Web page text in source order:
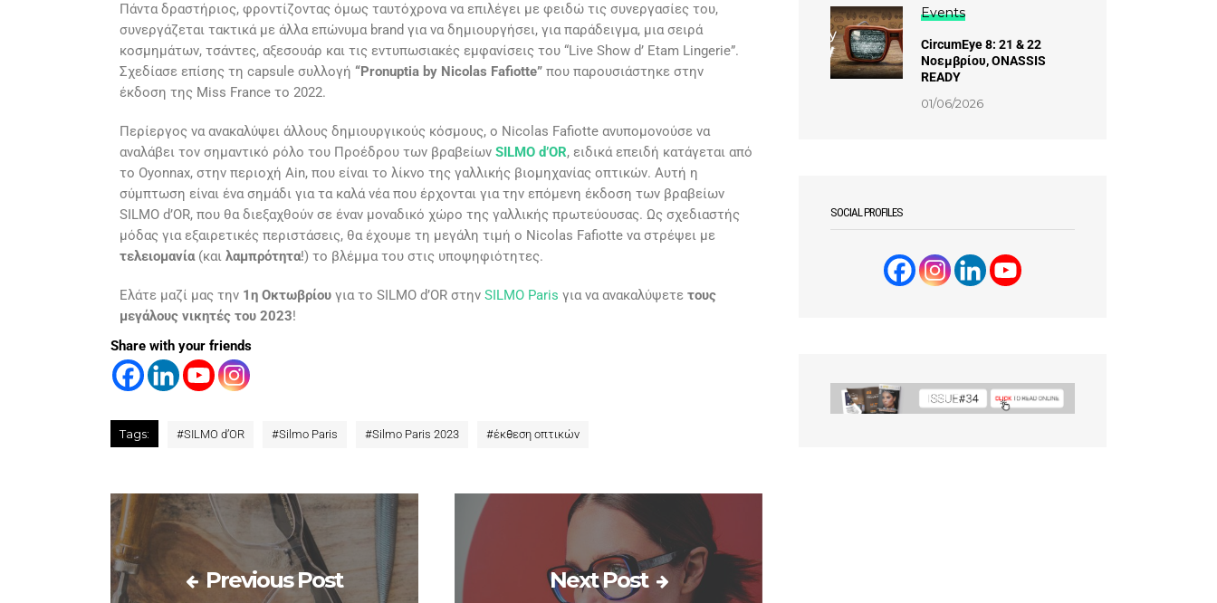
Πάντα δραστήριος, φροντίζοντας όμως ταυτόχρονα να επιλέγει με φειδώ τις συνεργασίες του,
συνεργάζεται τακτικά με άλλα επώνυμα brand για να δημιουργήσει, για παράδειγμα, μια σειρά
κοσμημάτων, τσάντες, αξεσουάρ και τις εντυπωσιακές εμφανίσεις του “Live Show d’ Etam Lingerie”.
Σχεδίασε επίσης τη capsule συλλογή “Pronuptia by Nicolas Fafiotte” που παρουσιάστηκε στην
έκδοση της Miss France το 2022.
Περίεργος να ανακαλύψει άλλους δημιουργικούς κόσμους, ο Nicolas Fafiotte ανυπομονούσε να
αναλάβει τον σημαντικό ρόλο του Προέδρου των βραβείων SILMO d’OR, ειδικά επειδή κατάγεται από
το Oyonnax, στην περιοχή Ain, που είναι το λίκνο της γαλλικής βιομηχανίας οπτικών. Αυτή η
σύμπτωση είναι ένα σημάδι για τα καλά νέα που έρχονται για την επόμενη έκδοση των βραβείων
SILMO d’OR, που θα διεξαχθούν σε έναν μοναδικό χώρο της γαλλικής πρωτεύουσας. Ως σχεδιαστής
μόδας για εξαιρετικές περιστάσεις, θα έχουμε τη μεγάλη τιμή ο Nicolas Fafiotte να στρέψει με
τελειομανία(και λαμπρότητα!) το βλέμμα του στις υποψηφιότητες.
Ελάτε μαζί μας την 1η Οκτωβρίου για το SILMO d’OR στην SILMO Paris για να ανακαλύψετε τους
μεγάλους νικητές του 2023!
Share with your friends
Tags: #SILMO d’OR #Silmo Paris #Silmo Paris 2023 #έκθεση οπτικών
Previous Post Next Post
Events
CircumEye 8: 21 & 22
Νοεμβρίου, ONASSIS
READY
01/06/2026
SOCIAL PROFILES